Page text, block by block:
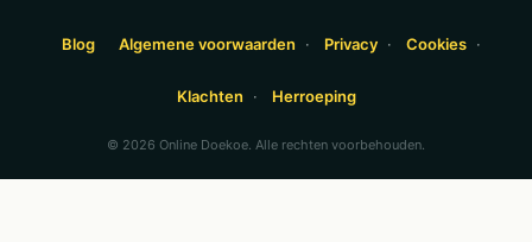
Blog Algemene voorwaarden · Privacy · Cookies ·
Klachten · Herroeping
© 2026 Online Doekoe. Alle rechten voorbehouden.